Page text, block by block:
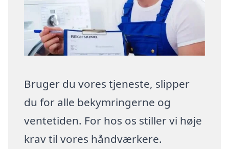
Bruger du vores tjeneste, slipper
du for alle bekymringerne og
ventetiden. For hos os stiller vi høje
krav til vores håndværkere.